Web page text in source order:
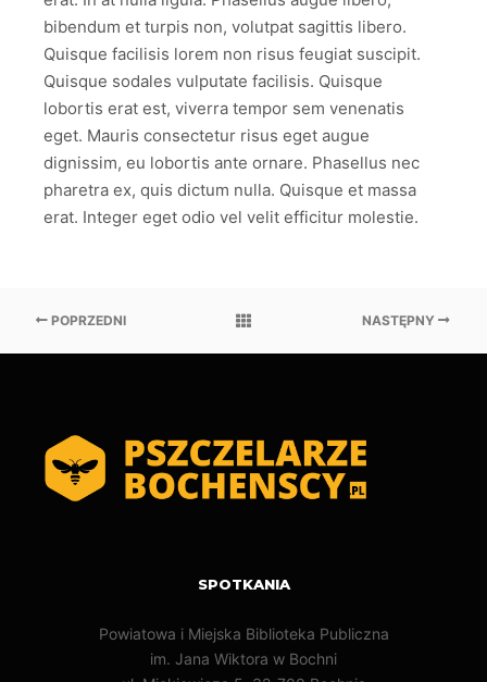
bibendum et turpis non, volutpat sagittis libero.
Quisque facilisis lorem non risus feugiat suscipit.
Quisque sodales vulputate facilisis. Quisque
lobortis erat est, viverra tempor sem venenatis
eget. Mauris consectetur risus eget augue
dignissim, eu lobortis ante ornare. Phasellus nec
pharetra ex, quis dictum nulla. Quisque et massa
erat. Integer eget odio vel velit efficitur molestie.
POPRZEDNI NASTĘPNY
SPOTKANIA
Powiatowa i Miejska Biblioteka Publiczna
im. Jana Wiktora w Bochni